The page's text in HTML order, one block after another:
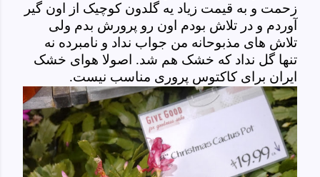
زحمت و به قیمت زیاد یه گلدون کوچیک از اون گیر
آوردم و در تلاش بودم اون رو پرورش بدم ولی
تلاش های مذبوحانه من جواب نداد و نامبرده نه
تنها گل نداد که خشک هم شد. اصولا هوای خشک
ایران برای کاکتوس پروری مناسب نیست.